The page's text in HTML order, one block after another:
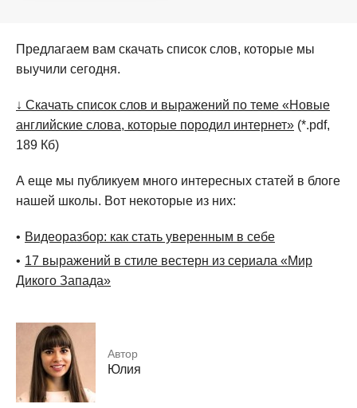
Предлагаем вам скачать список слов, которые мы
выучили сегодня.
↓ Скачать список слов и выражений по теме «Новые
английские слова, которые породил интернет» (*.pdf,
189 Кб)
А еще мы публикуем много интересных статей в блоге
нашей школы. Вот некоторые из них:
Видеоразбор: как стать уверенным в себе
17 выражений в стиле вестерн из сериала «Мир
Дикого Запада»
Автор
Юлия